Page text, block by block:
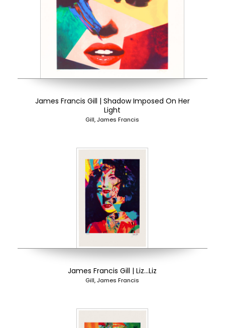
James Francis Gill | Shadow Imposed On Her
Light
Gill, James Francis
James Francis Gill | Liz…Liz
Gill, James Francis